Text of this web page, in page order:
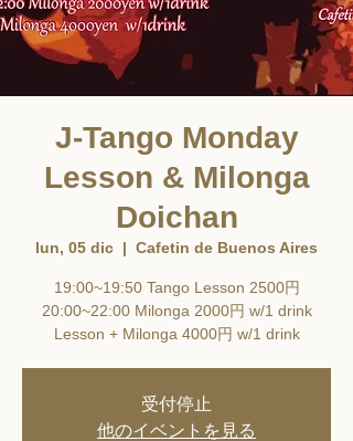
J-Tango Monday
Lesson & Milonga
Doichan
lun, 05 dic
  |
Cafetin de Buenos Aires
19:00~19:50 Tango Lesson 2500円
20:00~22:00 Milonga 2000円 w/1 drink
Lesson + Milonga 4000円 w/1 drink
受付停止
他のイベントを見る